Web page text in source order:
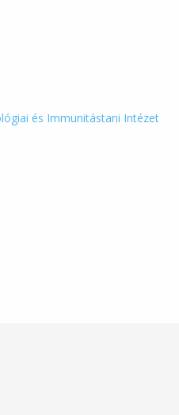
és Immunitástani Intézet